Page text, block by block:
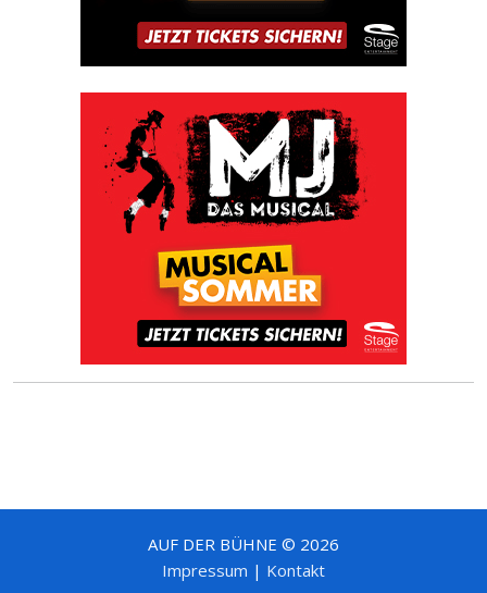
AUF DER BÜHNE © 2026
Impressum | Kontakt